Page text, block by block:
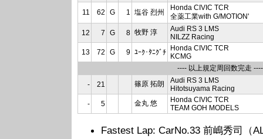
11 62 G 1 塩谷 烈州
Honda CIVIC TCR
全薬工業with G/MOTION'
12
7 G 8 牧野 淳
Audi RS 3 LMS
NILZZ Racing
13
72 G 9 ﾕｰｸ･ﾀﾆｸﾞﾁ
Honda CIVIC TCR
KCMG
---- 以上規定周回数完走 ----
-
21 篠原 拓朗
Audi RS 3 LMS
Hitotsuyama Racing
-
5 金丸 悠
Honda CIVIC TCR
TEAM GOH MODELS
Fastest Lap: CarNo.33 前嶋秀司（